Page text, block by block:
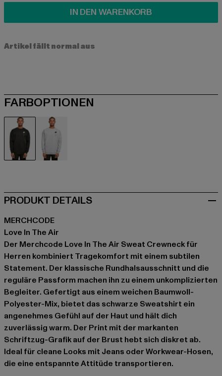
IN DEN WARENKORB
Artikel fällt normal aus
FARBOPTIONEN
PRODUKT DETAILS
MERCHCODE
Love In The Air
Der Merchcode Love In The Air Sweat Crewneck für
Herren kombiniert Tragekomfort mit einem subtilen
Statement. Der klassische Rundhalsausschnitt und die
reguläre Passform machen ihn zu einem unkomplizierten
Begleiter. Gefertigt aus einem weichen Baumwoll-
Polyester-Mix, bietet das schwarze Sweatshirt ein
angenehmes Gefühl auf der Haut und hält dich
zuverlässig warm. Der Print mit der markanten
Schriftzug-Grafik auf der Brust hebt sich diskret ab.
Ideal für cleane Looks mit Jeans oder Workwear-Hosen,
die eine entspannte Attitüde transportieren.